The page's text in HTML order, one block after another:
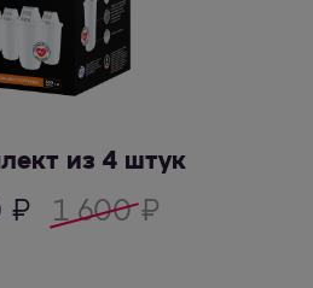
из 4 штук
₽ 1 600₽